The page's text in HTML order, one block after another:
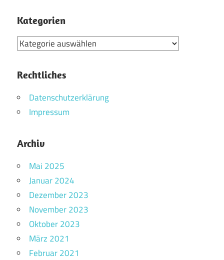
Kategorien
Kategorien
Rechtliches
Datenschutzerklärung
Impressum
Archiv
Mai 2025
Januar 2024
Dezember 2023
November 2023
Oktober 2023
März 2021
Februar 2021